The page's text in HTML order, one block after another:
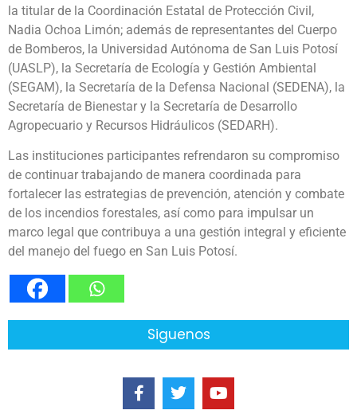
la titular de la Coordinación Estatal de Protección Civil,
Nadia Ochoa Limón; además de representantes del Cuerpo
de Bomberos, la Universidad Autónoma de San Luis Potosí
(UASLP), la Secretaría de Ecología y Gestión Ambiental
(SEGAM), la Secretaría de la Defensa Nacional (SEDENA), la
Secretaría de Bienestar y la Secretaría de Desarrollo
Agropecuario y Recursos Hidráulicos (SEDARH).
Las instituciones participantes refrendaron su compromiso
de continuar trabajando de manera coordinada para
fortalecer las estrategias de prevención, atención y combate
de los incendios forestales, así como para impulsar un
marco legal que contribuya a una gestión integral y eficiente
del manejo del fuego en San Luis Potosí.
Siguenos